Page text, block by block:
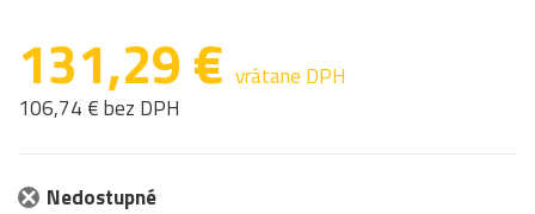
131,29 € vrátane DPH
106,74 € bez DPH
Nedostupné